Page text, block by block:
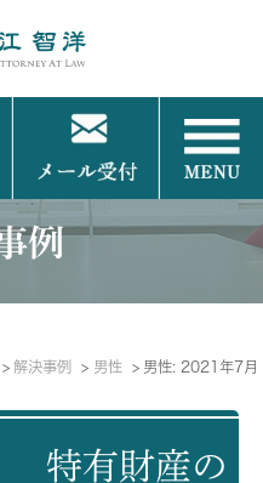
例
解決事例 男性 男性: 2021年7月
特有財産の